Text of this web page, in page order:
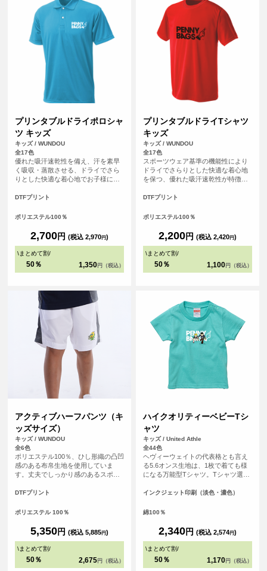
プリンタブルドライポロシャ
ツ キッズ
キッズ / WUNDOU
全17色
優れた吸汗速乾性を備え、汗を素早
く吸収・蒸散させる、ドライでさら
りとした快適な着心地でお子様にも
ポロシャツ。アクティブな外出シー
印象を保ちます。さらに、シルクの
なルックスながら、オンオフ問わず
快適に着用いただけます。
DTFプリント
ポリエステル100％
2,700円 (税込 2,970円)
\まとめて割/
50％ 1,350 円（税込）
プリンタブルドライTシャツ
キッズ
キッズ / WUNDOU
全17色
スポーツウェア基準の機能性により
ドライでさらりとした快適な着心地
を保つ、優れた吸汗速乾性が特徴の
ような滑らかな生地感で肌触りも魅
ほどの心地よさは、アクティブシー
段使いにもぴったりです。
DTFプリント
ポリエステル100％
2,200円 (税込 2,420円)
\まとめて割/
50％ 1,100 円（税込）
アクティブハーフパンツ（キ
ッズサイズ）
キッズ / WUNDOU
全6色
ポリエステル100％、ひし形織の凸凹
感のある布帛生地を使用していま
す。丈夫でしっかり感のあるスポー
ニスボールなども収まる深めのビッ
ストゴム調整可能な紐付きです。 S
ございます。
DTFプリント
ポリエステル 100％
5,350円 (税込 5,885円)
\まとめて割/
50％ 2,675 円（税込）
ハイクオリティーベビーTシ
ャツ
キッズ / United Athle
全44色
ヘヴィーウェイトの代表格とも言え
る5.6オンス生地は、1枚で着ても様
になる万能型Tシャツ。Tシャツ選び
い」「透けない」「長持ちする」と
インクジェット印刷（淡色・濃色）
綿100％
2,340円 (税込 2,574円)
\まとめて割/
50％ 1,170 円（税込）